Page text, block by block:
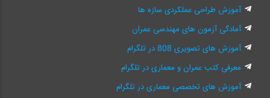
آموزش طراحی عملکردی سازه ها
آمادگی آزمون های مهندسی عمران
آموزش های تصویری 808 در تلگرام
معرفی کتب عمران و معماری در تلگرام
آموزش های تخصصی معماری در تلگرام